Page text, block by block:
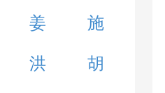
姜 施
洪 胡